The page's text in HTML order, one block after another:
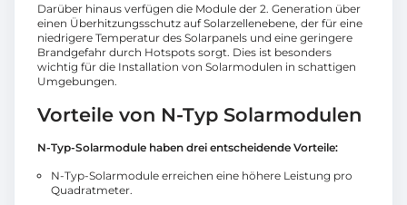
Darüber hinaus verfügen die Module der 2. Generation über
einen Überhitzungsschutz auf Solarzellenebene, der für eine
niedrigere Temperatur des Solarpanels und eine geringere
Brandgefahr durch Hotspots sorgt. Dies ist besonders
wichtig für die Installation von Solarmodulen in schattigen
Umgebungen.
Vorteile von N-Typ Solarmodulen
N-Typ-Solarmodule haben drei entscheidende Vorteile:
N-Typ-Solarmodule erreichen eine höhere Leistung pro
Quadratmeter.